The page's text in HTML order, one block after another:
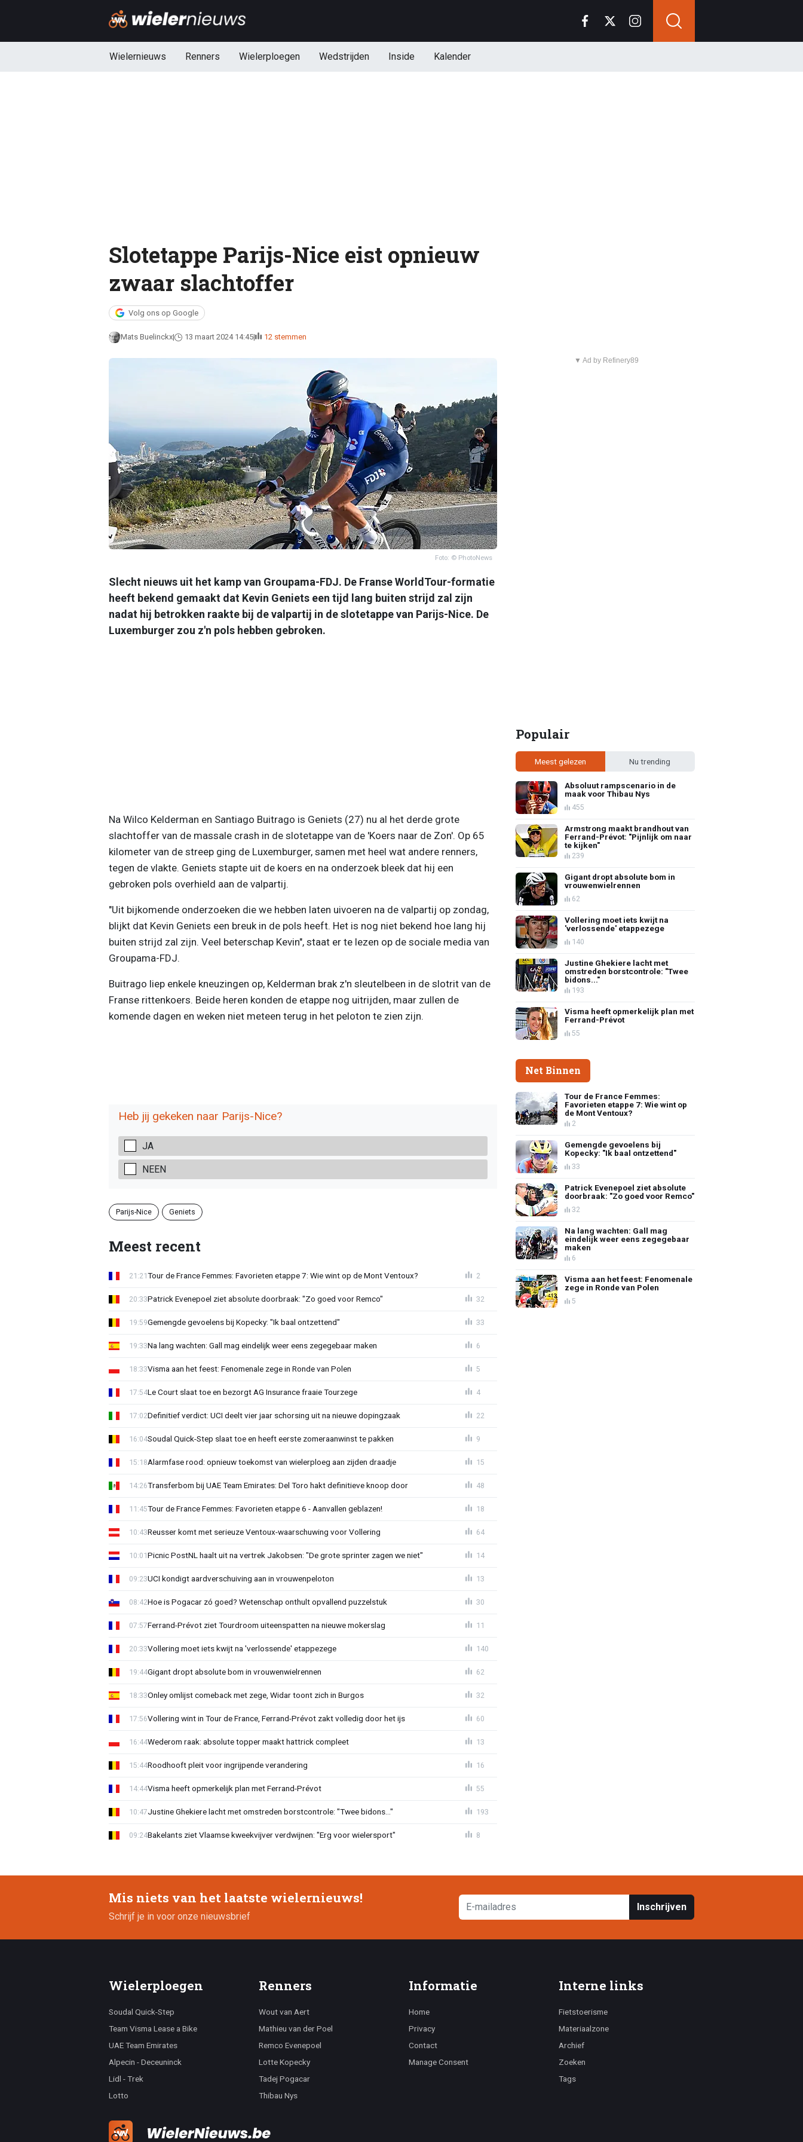
Wielernieuws Renners Wielerploegen Wedstrijden Inside Kalender
Slotetappe Parijs-Nice eist opnieuw
zwaar slachtoffer
Volg ons op Google
Mats Buelinckx 13 maart 2024 14:45 12 stemmen
Foto: © PhotoNews
Slecht nieuws uit het kamp van Groupama-FDJ. De Franse WorldTour-formatie
heeft bekend gemaakt dat Kevin Geniets een tijd lang buiten strijd zal zijn
nadat hij betrokken raakte bij de valpartij in de slotetappe van Parijs-Nice. De
Luxemburger zou z'n pols hebben gebroken.
Na Wilco Kelderman en Santiago Buitrago is Geniets (27) nu al het derde grote
slachtoffer van de massale crash in de slotetappe van de 'Koers naar de Zon'. Op 65
kilometer van de streep ging de Luxemburger, samen met heel wat andere renners,
tegen de vlakte. Geniets stapte uit de koers en na onderzoek bleek dat hij een
gebroken pols overhield aan de valpartij.
"Uit bijkomende onderzoeken die we hebben laten uivoeren na de valpartij op zondag,
blijkt dat Kevin Geniets een breuk in de pols heeft. Het is nog niet bekend hoe lang hij
buiten strijd zal zijn. Veel beterschap Kevin", staat er te lezen op de sociale media van
Groupama-FDJ.
Buitrago liep enkele kneuzingen op, Kelderman brak z'n sleutelbeen in de slotrit van de
Franse rittenkoers. Beide heren konden de etappe nog uitrijden, maar zullen de
komende dagen en weken niet meteen terug in het peloton te zien zijn.
Heb jij gekeken naar Parijs-Nice?
JA
NEEN
Parijs-Nice Geniets
Meest recent
Tour de France Femmes: Favorieten etappe 7: Wie wint op de Mont Ventoux?
21:21 2
Patrick Evenepoel ziet absolute doorbraak: "Zo goed voor Remco"
20:33 32
Gemengde gevoelens bij Kopecky: "Ik baal ontzettend"
19:59 33
Na lang wachten: Gall mag eindelijk weer eens zegegebaar maken
19:33 6
Visma aan het feest: Fenomenale zege in Ronde van Polen
18:33 5
Le Court slaat toe en bezorgt AG Insurance fraaie Tourzege
17:54 4
Definitief verdict: UCI deelt vier jaar schorsing uit na nieuwe dopingzaak
17:02 22
Soudal Quick-Step slaat toe en heeft eerste zomeraanwinst te pakken
16:04 9
Alarmfase rood: opnieuw toekomst van wielerploeg aan zijden draadje
15:18 15
Transferbom bij UAE Team Emirates: Del Toro hakt definitieve knoop door
14:26 48
Tour de France Femmes: Favorieten etappe 6 - Aanvallen geblazen!
11:45 18
Reusser komt met serieuze Ventoux-waarschuwing voor Vollering
10:43 64
Picnic PostNL haalt uit na vertrek Jakobsen: "De grote sprinter zagen we niet"
10:01 14
UCI kondigt aardverschuiving aan in vrouwenpeloton
09:23 13
Hoe is Pogacar zó goed? Wetenschap onthult opvallend puzzelstuk
08:42 30
Ferrand-Prévot ziet Tourdroom uiteenspatten na nieuwe mokerslag
07:57 11
Vollering moet iets kwijt na 'verlossende' etappezege
20:33 140
Gigant dropt absolute bom in vrouwenwielrennen
19:44 62
Onley omlijst comeback met zege, Widar toont zich in Burgos
18:33 32
Vollering wint in Tour de France, Ferrand-Prévot zakt volledig door het ijs
17:56 60
Wederom raak: absolute topper maakt hattrick compleet
16:44 13
Roodhooft pleit voor ingrijpende verandering
15:44 16
Visma heeft opmerkelijk plan met Ferrand-Prévot
14:44 55
Justine Ghekiere lacht met omstreden borstcontrole: "Twee bidons..."
10:47 193
Bakelants ziet Vlaamse kweekvijver verdwijnen: "Erg voor wielersport"
09:24 8
▼ Ad by Refinery89
Populair
Meest gelezen Nu trending
Absoluut rampscenario in de
maak voor Thibau Nys
455
Armstrong maakt brandhout van
Ferrand-Prévot: "Pijnlijk om naar
te kijken"
239
Gigant dropt absolute bom in
vrouwenwielrennen
62
Vollering moet iets kwijt na
'verlossende' etappezege
140
Justine Ghekiere lacht met
omstreden borstcontrole: "Twee
bidons..."
193
Visma heeft opmerkelijk plan met
Ferrand-Prévot
55
Net Binnen
Tour de France Femmes:
Favorieten etappe 7: Wie wint op
de Mont Ventoux?
2
Gemengde gevoelens bij
Kopecky: "Ik baal ontzettend"
33
Patrick Evenepoel ziet absolute
doorbraak: "Zo goed voor Remco"
32
Na lang wachten: Gall mag
eindelijk weer eens zegegebaar
maken
6
Visma aan het feest: Fenomenale
zege in Ronde van Polen
5
Mis niets van het laatste wielernieuws!
Schrijf je in voor onze nieuwsbrief
Inschrijven
Wielerploegen
Soudal Quick-Step
Team Visma Lease a Bike
UAE Team Emirates
Alpecin - Deceuninck
Lidl - Trek
Lotto
Renners
Wout van Aert
Mathieu van der Poel
Remco Evenepoel
Lotte Kopecky
Tadej Pogacar
Thibau Nys
Informatie
Home
Privacy
Contact
Manage Consent
Interne links
Fietstoerisme
Materiaalzone
Archief
Zoeken
Tags